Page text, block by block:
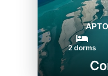
2 dorms